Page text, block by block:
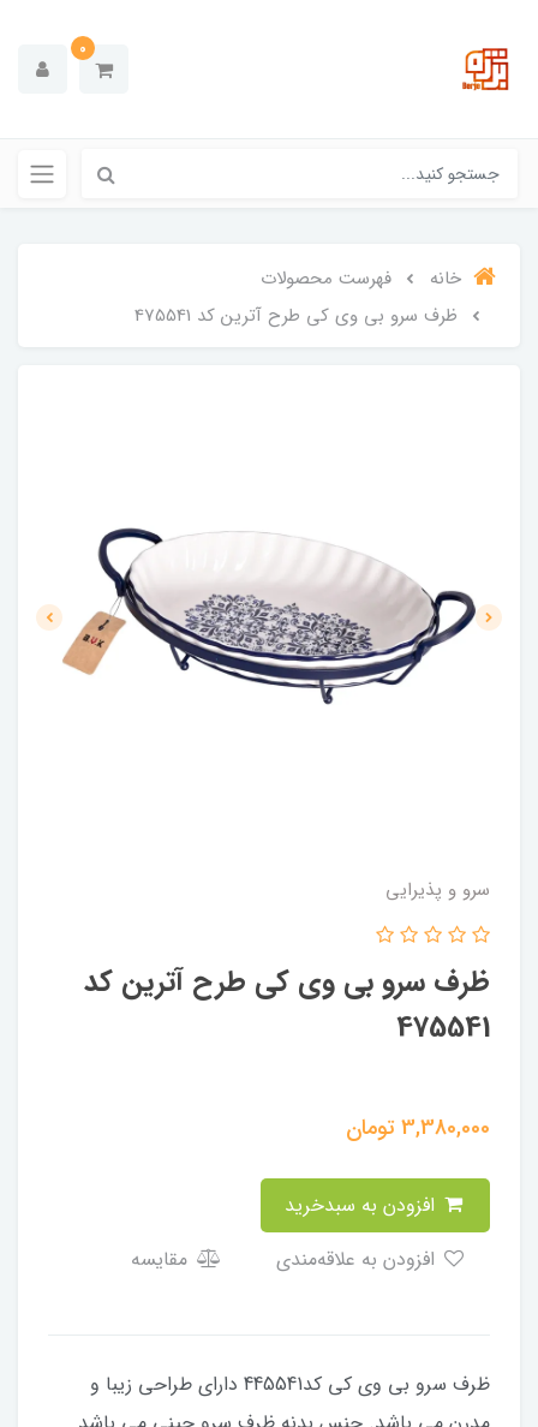
0
خانه
فهرست محصولات
ظرف سرو بی وی کی طرح آترین کد 475541
سرو و پذیرایی
ظرف سرو بی وی کی طرح آترین کد
475541
3,380,000تومان
مقایسه
ظرف سرو بی وی کی کد445541 دارای طراحی زیبا و